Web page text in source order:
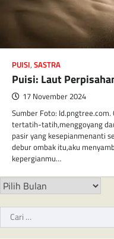
PUISI, SASTRA
Puisi: Laut
17 November 2024
Sumber Foto:
tertatih-tatih,menggoyang
pasir yang kesepianmenanti
debur ombak itu,aku
kepergianmu…